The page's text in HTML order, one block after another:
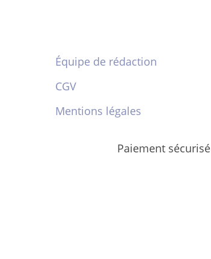
Équipe de rédaction
CGV
Mentions légales
Paiement sécurisé